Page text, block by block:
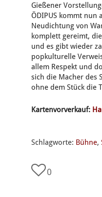
Gießener
ÖDIPUS kommt nun
Neudichtung von
komplett gereimt,
und es gibt wieder
popkulturelle
allem Respekt und
sich die Macher des
ohne dem Stück die
Kartenvorverkauf:
Schlagworte: Bühne,
0